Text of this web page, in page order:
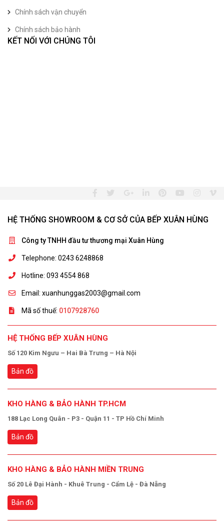
Chính sách vận chuyển
Chính sách bảo hành
KẾT NỐI VỚI CHÚNG TÔI
HỆ THỐNG SHOWROOM & CƠ SỞ CỦA BẾP XUÂN HÙNG
Công ty TNHH đầu tư thương mại Xuân Hùng
Telephone: 0243 6248868
Hotline: 093 4554 868
Email: xuanhunggas2003@gmail.com
Mã số thuế: 0107928760
HỆ THỐNG BẾP XUÂN HÙNG
Số 120 Kim Ngưu – Hai Bà Trưng – Hà Nội
Bản đồ
KHO HÀNG & BẢO HÀNH TP.HCM
188 Lạc Long Quân - P3 - Quận 11 - TP Hồ Chí Minh
Bản đồ
KHO HÀNG & BẢO HÀNH MIỀN TRUNG
Số 20 Lê Đại Hành - Khuê Trung - Cẩm Lệ - Đà Nẵng
Bản đồ